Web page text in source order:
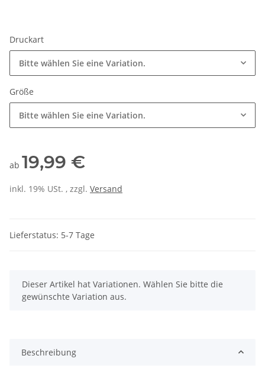
Druckart
Bitte wählen Sie eine Variation.
Größe
Bitte wählen Sie eine Variation.
ab 19,99 €
inkl. 19% USt. , zzgl. Versand
Lieferstatus: 5-7 Tage
x
Dieser Artikel hat Variationen. Wählen Sie bitte die
gewünschte Variation aus.
Beschreibung